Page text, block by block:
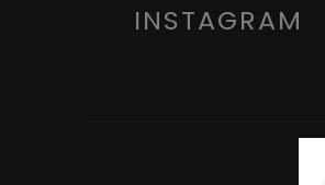
INSTAGRAM